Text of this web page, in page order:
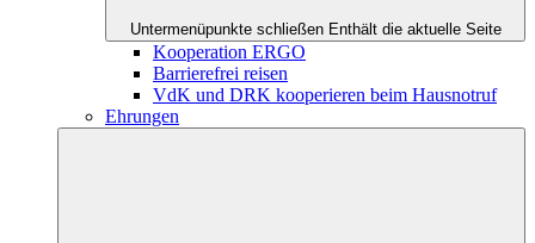
Untermenüpunkte schließen Enthält die aktuelle Seite
Kooperation ERGO
Barrierefrei reisen
VdK und DRK kooperieren beim Hausnotruf
Ehrungen